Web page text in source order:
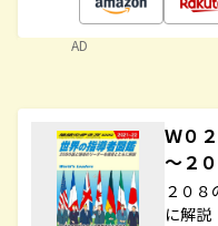
AD
Ｗ０
～２
２０
に解説